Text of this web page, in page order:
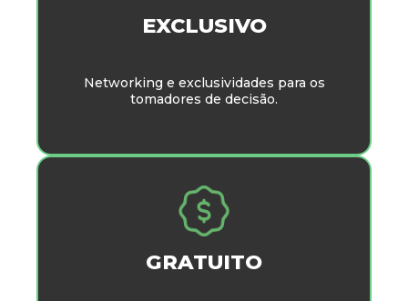
EXCLUSIVO
Networking e exclusividades para os
tomadores de decisão.
GRATUITO